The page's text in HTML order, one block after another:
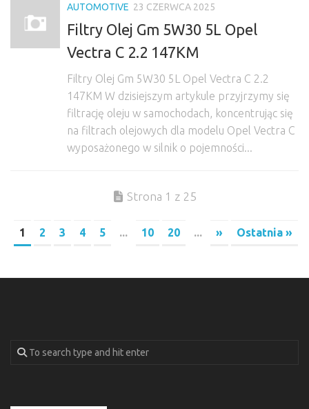
AUTOMOTIVE 23 CZERWCA 2025
Filtry Olej Gm 5W30 5L Opel
Vectra C 2.2 147KM
Filtry Olej Gm 5W30 5L Opel Vectra C 2.2
147KM W dzisiejszym artykule przyjrzymy się
filtrację oleju w samochodach, koncentrując się
na filtrach olejowych dla modelu Opel Vectra C
wyposażonego w silnik o pojemności...
Strona 1 z 25
1 2 3 4 5 ... 10 20 ... » Ostatnia »